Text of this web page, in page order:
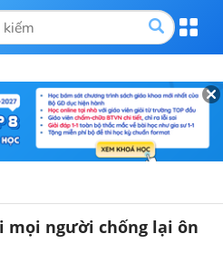
mọi người chống lại ôn